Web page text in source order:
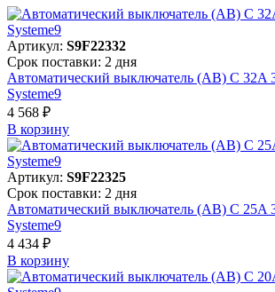
Артикул: S9F22332
Срок поставки: 2 дня
Автоматический выключатель (АВ) C 32A
Systeme9
4 568 ₽
В корзинy
Артикул: S9F22325
Срок поставки: 2 дня
Автоматический выключатель (АВ) C 25A
Systeme9
4 434 ₽
В корзинy